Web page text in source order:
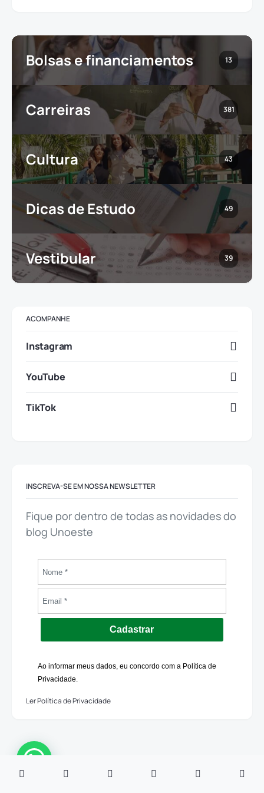
Bolsas e financiamentos 13
Carreiras 381
Cultura 43
Dicas de Estudo 49
Vestibular 39
ACOMPANHE
Instagram
YouTube
TikTok
INSCREVA-SE EM NOSSA NEWSLETTER
Fique por dentro de todas as novidades do
blog Unoeste
Cadastrar
Ao informar meus dados, eu concordo com a Política de
Privacidade.
Ler Política de Privacidade